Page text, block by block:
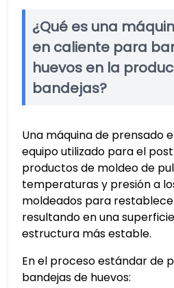
¿Qué es una
en caliente para
huevos en la
bandejas?
Una máquina de prensado
equipo utilizado para el
productos de moldeo de
temperaturas y presión a
moldeados para
resultando en una
estructura más estable.
En el proceso estándar de
bandejas de huevos: